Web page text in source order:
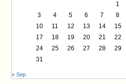
1
3
4 5 6 7 8
10
11 12 13 14 15
17
18 19 20 21 22
24
25 26 27 28 29
31
« Sep